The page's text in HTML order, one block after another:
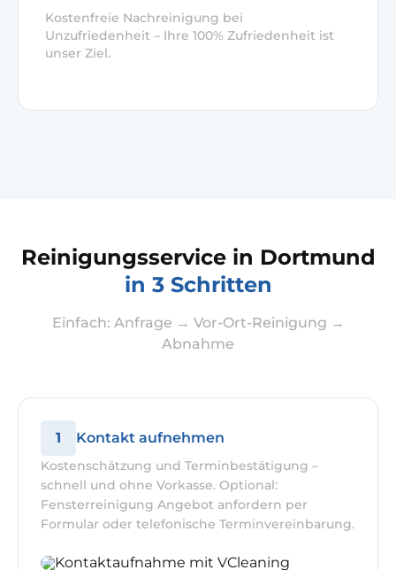
Kostenfreie Nachreinigung bei
Unzufriedenheit – Ihre 100% Zufriedenheit ist
unser Ziel.
Reinigungsservice in Dortmund
in 3 Schritten
Einfach: Anfrage → Vor-Ort-Reinigung →
Abnahme
1 Kontakt aufnehmen
Kostenschätzung und Terminbestätigung –
schnell und ohne Vorkasse. Optional:
Fensterreinigung Angebot anfordern per
Formular oder telefonische Terminvereinbarung.